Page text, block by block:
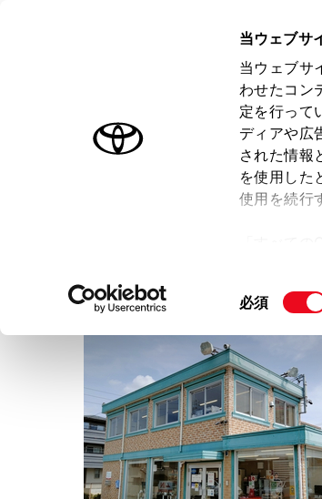
当ウェブサ
当ウェブサ
わせたコン
定を行って
ディアや広
された情報
を使用した
使用を続行
て」をご覧
同
選
択
必須
オーナーサポート トピ
トヨタ認定中古車
トヨタ認定中古車の魅
東名マイカーセンター